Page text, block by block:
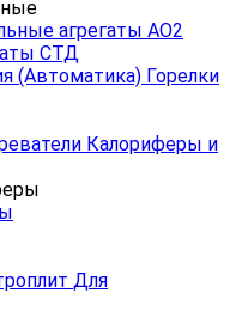
агрегаты АО2
СТД
(Автоматика) Горелки
Калориферы и
Для